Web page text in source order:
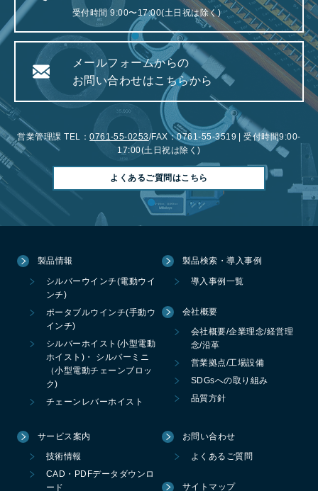
受付時間 9:00〜17:00(土日祝は除く)
メールフォームからの
お問い合わせはこちらから
営業管理課 TEL：0761-55-0253/FAX：0761-55-3519 | 受付時間9:00-
17:00(土日祝は除く)
よくあるご質問はこちら
製品情報
シルバーウインチ(電動ウイ
ンチ)
ポータブルウインチ(手動ウ
インチ)
シルバーホイスト(小型電動
ホイスト)・ シルバーミニ
（小型電動チェーンブロッ
ク)
チェーンレバーホイスト
製品検索・導入事例
導入事例一覧
会社概要
会社概要/企業理念/経営理
念/沿革
営業拠点/工場設備
SDGsへの取り組み
品質方針
サービス案内
技術情報
CAD・PDFデータダウンロ
ード
お問い合わせ
よくあるご質問
サイトマップ